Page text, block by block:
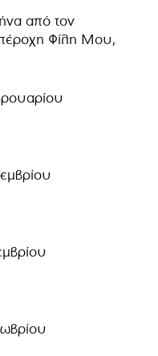
από τον
Φίλη Μου,